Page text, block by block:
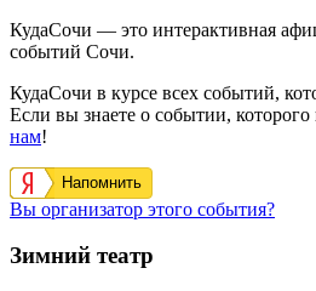
КудаСочи — это интерактивная
событий Сочи.
КудаСочи в курсе всех событий,
Если вы знаете о событии, которого
нам!
Напомнить
Вы организатор этого события?
Зимний театр